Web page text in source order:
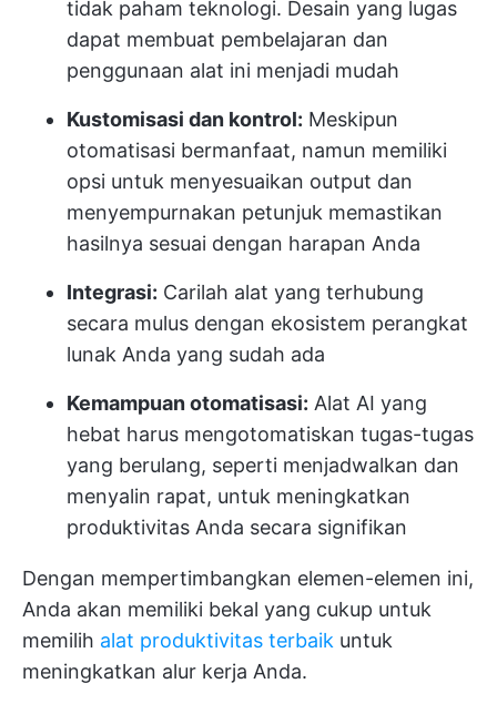
tidak paham teknologi. Desain yang lugas
dapat membuat pembelajaran dan
penggunaan alat ini menjadi mudah
Kustomisasi dan kontrol: Meskipun
otomatisasi bermanfaat, namun memiliki
opsi untuk menyesuaikan output dan
menyempurnakan petunjuk memastikan
hasilnya sesuai dengan harapan Anda
Integrasi: Carilah alat yang terhubung
secara mulus dengan ekosistem perangkat
lunak Anda yang sudah ada
Kemampuan otomatisasi: Alat AI yang
hebat harus mengotomatiskan tugas-tugas
yang berulang, seperti menjadwalkan dan
menyalin rapat, untuk meningkatkan
produktivitas Anda secara signifikan
Dengan mempertimbangkan elemen-elemen ini,
Anda akan memiliki bekal yang cukup untuk
memilih alat produktivitas terbaik untuk
meningkatkan alur kerja Anda.